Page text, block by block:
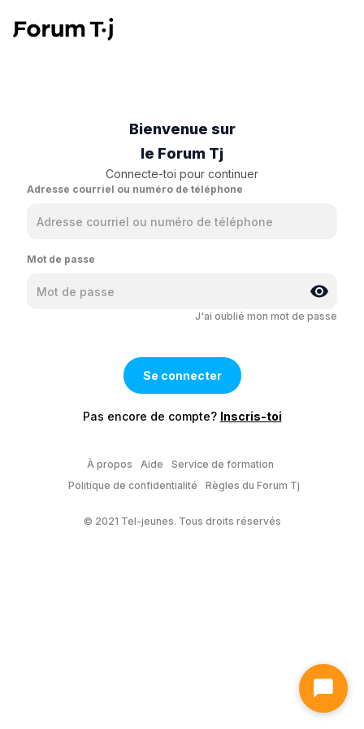
Bienvenue sur
le Forum Tj
Connecte-toi pour continuer
Adresse courriel ou numéro de téléphone
Mot de passe
J'ai oublié mon mot de passe
Pas encore de compte? Inscris-toi
À propos Aide
Service de formation
Politique de confidentialité
Règles du Forum Tj
© 2021 Tel-jeunes. Tous droits réservés